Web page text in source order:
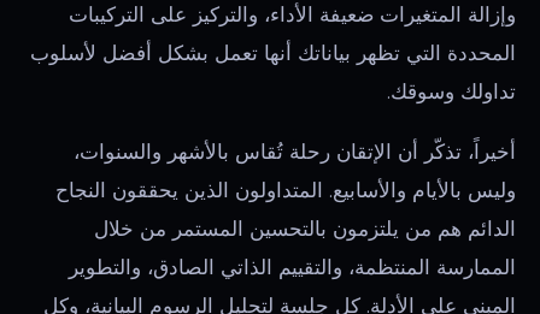
وإزالة المتغيرات ضعيفة الأداء، والتركيز على التركيبات
المحددة التي تظهر بياناتك أنها تعمل بشكل أفضل لأسلوب
تداولك وسوقك.
أخيراً، تذكّر أن الإتقان رحلة تُقاس بالأشهر والسنوات،
وليس بالأيام والأسابيع. المتداولون الذين يحققون النجاح
الدائم هم من يلتزمون بالتحسين المستمر من خلال
الممارسة المنتظمة، والتقييم الذاتي الصادق، والتطوير
المبني على الأدلة. كل جلسة لتحليل الرسوم البيانية، وكل